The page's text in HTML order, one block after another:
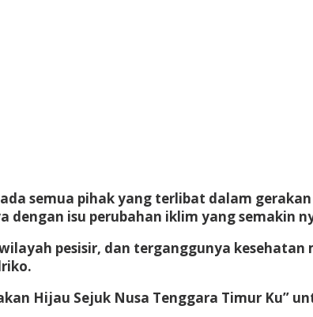
semua pihak yang terlibat dalam
isu perubahan iklim yang semakin
pesisir, dan terganggunya kesehatan
Hijau Sejuk Nusa Tenggara Timur Ku”